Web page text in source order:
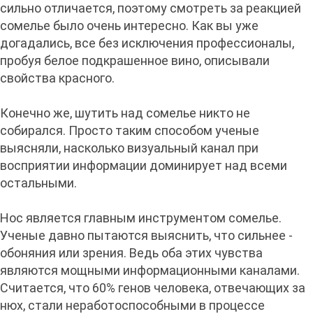
сильно отличается, поэтому смотреть за реакцией
сомелье было очень интересно. Как вы уже
догадались, все без исключения профессионалы,
пробуя белое подкрашенное вино, описывали
свойства красного.
Конечно же, шутить над сомелье никто не
собирался. Просто таким способом ученые
выясняли, насколько визуальный канал при
восприятии информации доминирует над всеми
остальными.
Нос является главным инструментом сомелье.
Ученые давно пытаются выяснить, что сильнее -
обоняния или зрения. Ведь оба этих чувства
являются мощными информационными каналами.
Считается, что 60% генов человека, отвечающих за
нюх, стали неработоспособными в процессе